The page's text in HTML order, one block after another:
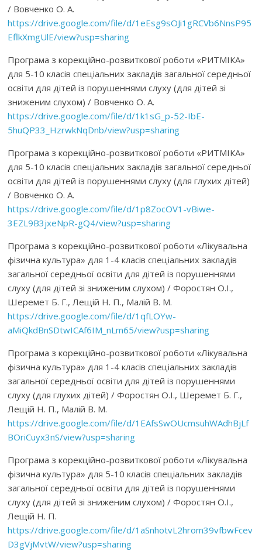
/ Вовченко О. А.
https://drive.google.com/file/d/1eEsg9sOJi1gRCVb6NnsP95
EflkXmgUlE/view?usp=sharing
Програма з корекційно-розвиткової роботи «РИТМІКА»
для 5-10 класів спеціальних закладів загальної середньої
освіти для дітей із порушеннями слуху (для дітей зі
зниженим слухом) / Вовченко О. А.
https://drive.google.com/file/d/1k1sG_p-52-IbE-
5huQP33_HzrwkNqDnb/view?usp=sharing
Програма з корекційно-розвиткової роботи «РИТМІКА»
для 5-10 класів спеціальних закладів загальної середньої
освіти для дітей із порушеннями слуху (для глухих дітей)
/ Вовченко О. А.
https://drive.google.com/file/d/1p8ZocOV1-vBiwe-
3EZL9B3jxeNpR-gQ4/view?usp=sharing
Програма з корекційно-розвиткової роботи «Лікувальна
фізична культура» для 1-4 класів спеціальних закладів
загальної середньої освіти для дітей із порушеннями
слуху (для дітей зі зниженим слухом) / Форостян О.І.,
Шеремет Б. Г., Лещій Н. П., Малій В. М.
https://drive.google.com/file/d/1qfLOYw-
aMiQkdBnSDtwICAf6IM_nLm65/view?usp=sharing
Програма з корекційно-розвиткової роботи «Лікувальна
фізична культура» для 1-4 класів спеціальних закладів
загальної середньої освіти для дітей із порушеннями
слуху (для глухих дітей) / Форостян О.І., Шеремет Б. Г.,
Лещій Н. П., Малій В. М.
https://drive.google.com/file/d/1EAfsSwOUcmsuhWAdhBjLf
BOriCuyx3nS/view?usp=sharing
Програма з корекційно-розвиткової роботи «Лікувальна
фізична культура» для 5-10 класів спеціальних закладів
загальної середньої освіти для дітей із порушеннями
слуху (для дітей зі зниженим слухом) / Форостян О.І.,
Лещій Н. П.
https://drive.google.com/file/d/1aSnhotvL2hrom39vfbwFcev
D3gVjMvtW/view?usp=sharing